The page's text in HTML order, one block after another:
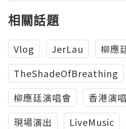
相關話題
Vlog JerLau
柳應
TheShadeOfBreathing
柳應廷演唱會
香港演
現場演出
LiveMusic